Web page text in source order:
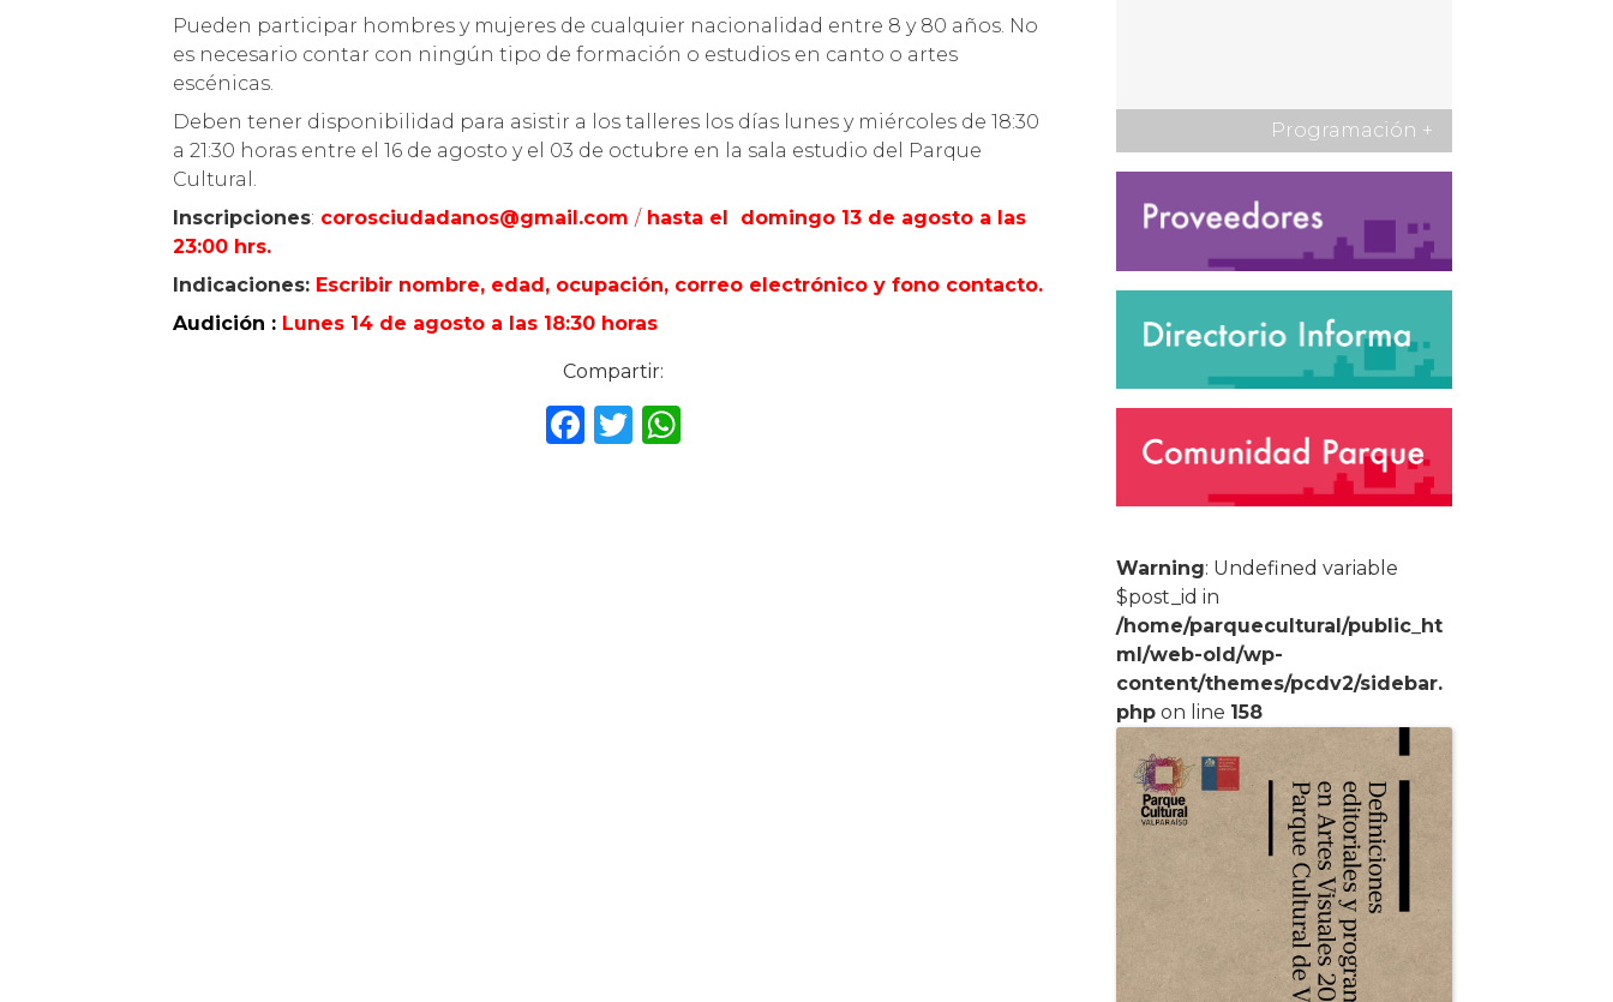
Pueden participar hombres y mujeres de cualquier nacionalidad entre 8 y 80 años. No
es necesario contar con ningún tipo de formación o estudios en canto o artes
escénicas.
Deben tener disponibilidad para asistir a los talleres los días lunes y miércoles de 18:30
a 21:30 horas entre el 16 de agosto y el 03 de octubre en la sala estudio del Parque
Cultural.
Inscripciones: corosciudadanos@gmail.com/hasta el domingo 13 de agosto a las
23:00 hrs.
Indicaciones: Escribir nombre, edad, ocupación, correo electrónico y fono contacto.
Audición : Lunes 14 de agosto a las 18:30 horas
Compartir:
F T W
Programación +
Warning: Undefined variable
$post_id in
/home/parquecultural/public_ht
ml/web-old/wp-
content/themes/pcdv2/sidebar.
php on line 158